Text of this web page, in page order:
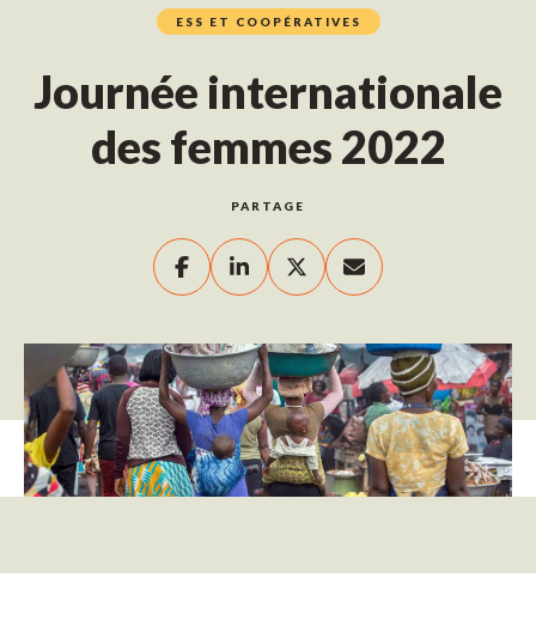
ESS ET COOPÉRATIVES
Journée internationale
des femmes 2022
PARTAGE